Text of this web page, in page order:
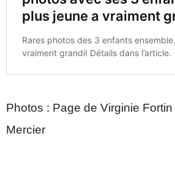
Photos : Page de Virginie
Mercier